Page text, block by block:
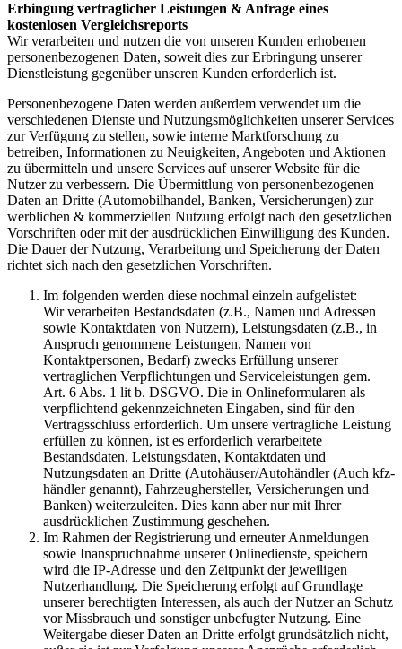
Erbingung vertraglicher Leistungen & Anfrage eines
kostenlosen Vergleichsreports
Wir verarbeiten und nutzen die von unseren Kunden erhobenen
personenbezogenen Daten, soweit dies zur Erbringung unserer
Dienstleistung gegenüber unseren Kunden erforderlich ist.
Personenbezogene Daten werden außerdem verwendet um die
verschiedenen Dienste und Nutzungsmöglichkeiten unserer Services
zur Verfügung zu stellen, sowie interne Marktforschung zu
betreiben, Informationen zu Neuigkeiten, Angeboten und Aktionen
zu übermitteln und unsere Services auf unserer Website für die
Nutzer zu verbessern. Die Übermittlung von personenbezogenen
Daten an Dritte (Automobilhandel, Banken, Versicherungen) zur
werblichen & kommerziellen Nutzung erfolgt nach den gesetzlichen
Vorschriften oder mit der ausdrücklichen Einwilligung des Kunden.
Die Dauer der Nutzung, Verarbeitung und Speicherung der Daten
richtet sich nach den gesetzlichen Vorschriften.
Im folgenden werden diese nochmal einzeln aufgelistet:
Wir verarbeiten Bestandsdaten (z.B., Namen und Adressen
sowie Kontaktdaten von Nutzern), Leistungsdaten (z.B., in
Anspruch genommene Leistungen, Namen von
Kontaktpersonen, Bedarf) zwecks Erfüllung unserer
vertraglichen Verpflichtungen und Serviceleistungen gem.
Art. 6 Abs. 1 lit b. DSGVO. Die in Onlineformularen als
verpflichtend gekennzeichneten Eingaben, sind für den
Vertragsschluss erforderlich. Um unsere vertragliche Leistung
erfüllen zu können, ist es erforderlich verarbeitete
Bestandsdaten, Leistungsdaten, Kontaktdaten und
Nutzungsdaten an Dritte (Autohäuser/Autohändler (Auch kfz-
händler genannt), Fahrzeughersteller, Versicherungen und
Banken) weiterzuleiten. Dies kann aber nur mit Ihrer
ausdrücklichen Zustimmung geschehen.
Im Rahmen der Registrierung und erneuter Anmeldungen
sowie Inanspruchnahme unserer Onlinedienste, speichern
wird die IP-Adresse und den Zeitpunkt der jeweiligen
Nutzerhandlung. Die Speicherung erfolgt auf Grundlage
unserer berechtigten Interessen, als auch der Nutzer an Schutz
vor Missbrauch und sonstiger unbefugter Nutzung. Eine
Weitergabe dieser Daten an Dritte erfolgt grundsätzlich nicht,